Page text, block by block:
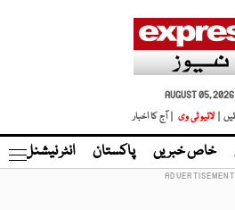
AUGUST 05, 2026
|
لائیو ٹی وی | آج کا اخبار
خاص خبریں پاکستان انٹر نیشنل